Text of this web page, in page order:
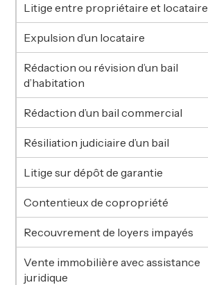
Litige entre propriétaire et locataire
Expulsion d’un locataire
Rédaction ou révision d’un bail
d’habitation
Rédaction d’un bail commercial
Résiliation judiciaire d’un bail
Litige sur dépôt de garantie
Contentieux de copropriété
Recouvrement de loyers impayés
Vente immobilière avec assistance
juridique